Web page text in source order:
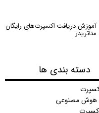
آموزش دریافت اکسپرت‌های رایگان
متاتریدر
دسته بندی ها​​​​​​​
هوش مصنوعی